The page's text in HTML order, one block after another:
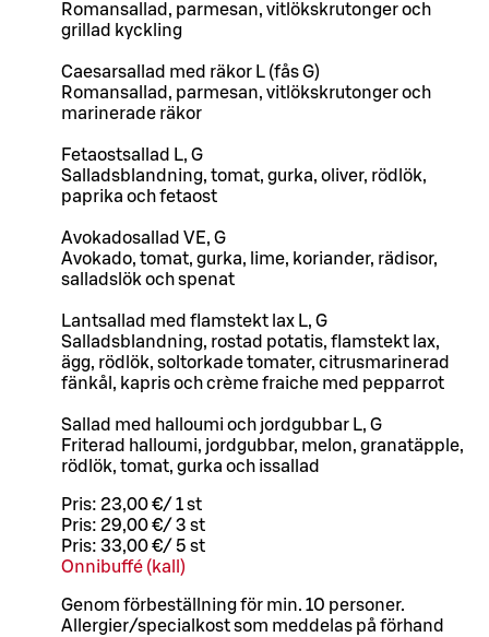
Romansallad, parmesan, vitlökskrutonger och
grillad kyckling
Caesarsallad med räkor L (fås G)
Romansallad, parmesan, vitlökskrutonger och
marinerade räkor
Fetaostsallad L, G
Salladsblandning, tomat, gurka, oliver, rödlök,
paprika och fetaost
Avokadosallad VE, G
Avokado, tomat, gurka, lime, koriander, rädisor,
salladslök och spenat
Lantsallad med flamstekt lax L, G
Salladsblandning, rostad potatis, flamstekt lax,
ägg, rödlök, soltorkade tomater, citrusmarinerad
fänkål, kapris och crème fraiche med pepparrot
Sallad med halloumi och jordgubbar L, G
Friterad halloumi, jordgubbar, melon, granatäpple,
rödlök, tomat, gurka och issallad
Pris: 23,00 €/ 1 st
Pris: 29,00 €/ 3 st
Pris: 33,00 €/ 5 st
Onnibuffé (kall)
Genom förbeställning för min. 10 personer.
Allergier/specialkost som meddelas på förhand